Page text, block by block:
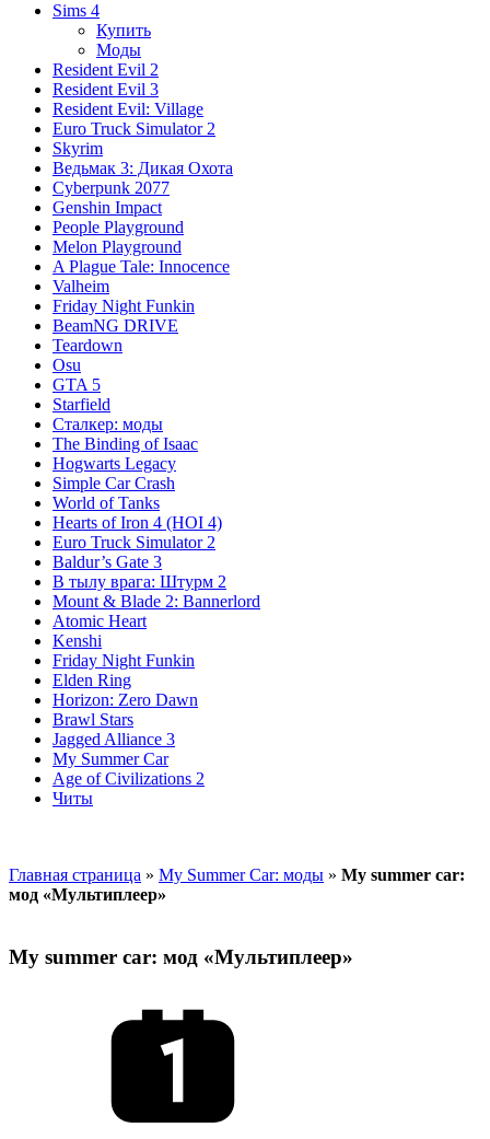
Sims 4
Купить
Моды
Resident Evil 2
Resident Evil 3
Resident Evil: Village
Euro Truck Simulator 2
Skyrim
Ведьмак 3: Дикая Охота
Cyberpunk 2077
Genshin Impact
People Playground
Melon Playground
A Plague Tale: Innocence
Valheim
Friday Night Funkin
BeamNG DRIVE
Teardown
Osu
GTA 5
Starfield
Сталкер: моды
The Binding of Isaac
Hogwarts Legacy
Simple Car Crash
World of Tanks
Hearts of Iron 4 (HOI 4)
Euro Truck Simulator 2
Baldur’s Gate 3
В тылу врага: Штурм 2
Mount & Blade 2: Bannerlord
Atomic Heart
Kenshi
Friday Night Funkin
Elden Ring
Horizon: Zero Dawn
Brawl Stars
Jagged Alliance 3
My Summer Car
Age of Civilizations 2
Читы
Главная страница » My Summer Car: моды » My summer car:
мод «Мультиплеер»
My summer car: мод «Мультиплеер»